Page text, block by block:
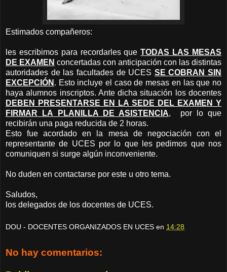
Estimados compañeros:
les escribimos para recordarles queTODAS LAS MESAS
DE EXAMEN concertadas con anticipación con las distintas
autoridades de las facultades de UCES SE COBRAN SIN
EXCEPCIÓN . Esto incluye el caso de mesas en las que no
haya alumnos inscriptos. Ante dicha situación los docentes
DEBEN PRESENTARSE EN LA SEDE DEL EXAMEN Y
FIRMAR LA PLANILLA DE ASISTENCIA, por lo que
recibirán una paga reducida de 2 horas.
Esto fue acordado en la mesa de negociación con el
representante de UCES por lo que les pedimos que nos
comuniquen si surge algún inconveniente.
No duden en contactarse por este u otro tema.
Saludos,
los delegados de los docentes de UCES.
DOU - DOCENTES ORGANIZADOS EN UCES en 14:28
No hay comentarios: